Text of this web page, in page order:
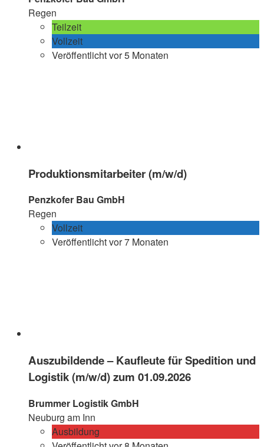
Regen
Teilzeit
Vollzeit
Veröffentlicht vor 5 Monaten
Produktionsmitarbeiter (m/w/d)
Penzkofer Bau GmbH
Regen
Vollzeit
Veröffentlicht vor 7 Monaten
Auszubildende – Kaufleute für Spedition und
Logistik (m/w/d) zum 01.09.2026
Brummer Logistik GmbH
Neuburg am Inn
Ausbildung